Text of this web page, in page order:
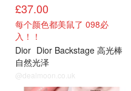
£37.00
每个颜色都美鼠了 098必
入！！
Dior Dior Backstage 高光棒
自然光泽
@dealmoon.co.uk